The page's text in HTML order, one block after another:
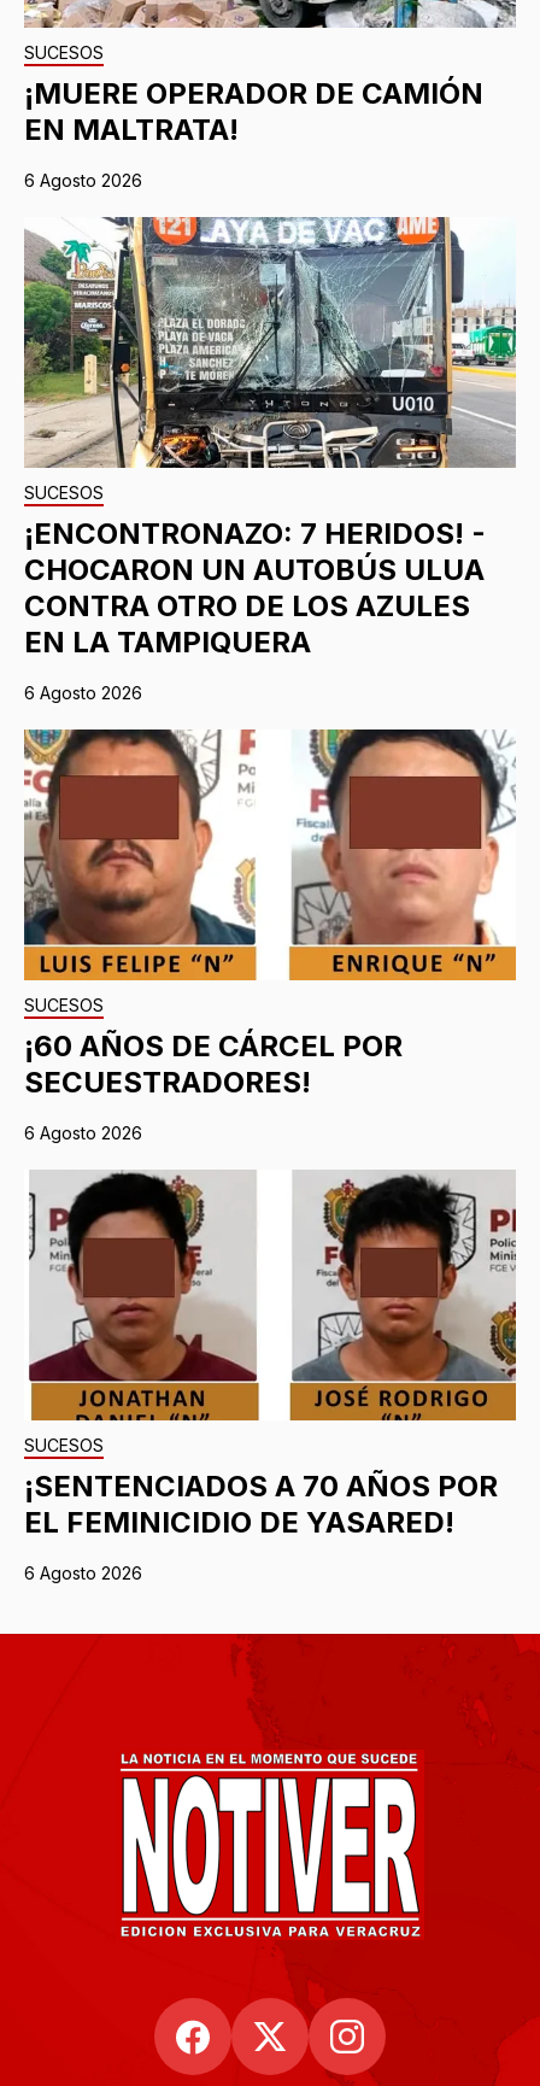
SUCESOS
¡MUERE OPERADOR DE CAMIÓN
EN MALTRATA!
6 Agosto 2026
SUCESOS
¡ENCONTRONAZO: 7 HERIDOS! -
CHOCARON UN AUTOBÚS ULUA
CONTRA OTRO DE LOS AZULES
EN LA TAMPIQUERA
6 Agosto 2026
SUCESOS
¡60 AÑOS DE CÁRCEL POR
SECUESTRADORES!
6 Agosto 2026
SUCESOS
¡SENTENCIADOS A 70 AÑOS POR
EL FEMINICIDIO DE YASARED!
6 Agosto 2026